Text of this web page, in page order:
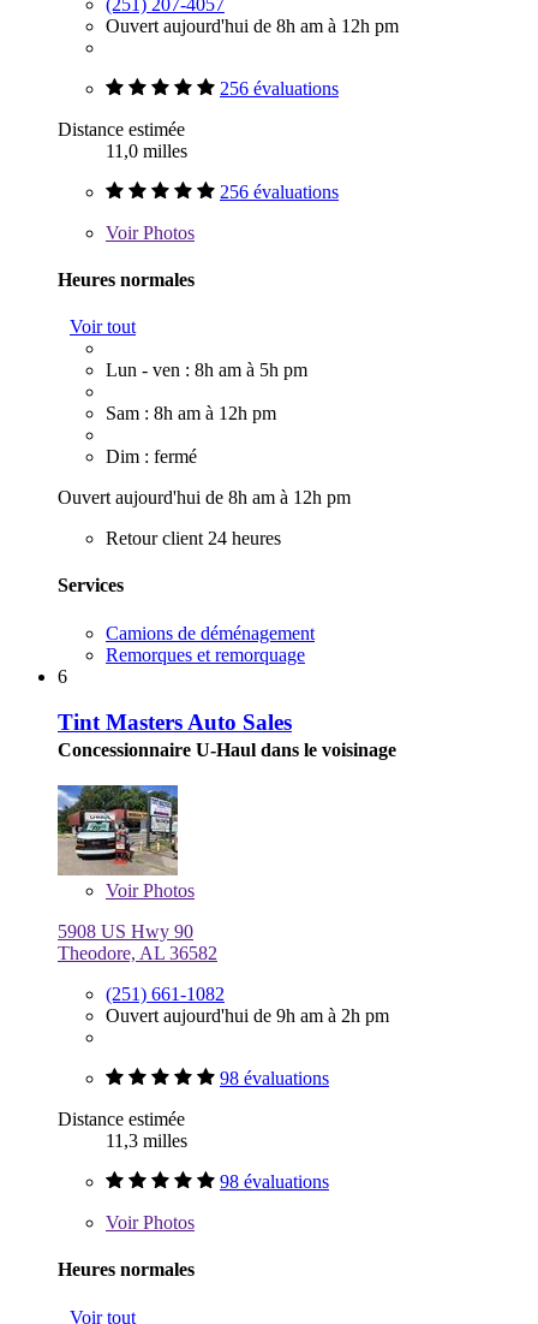
Ouvert aujourd'hui de 8h am à 12h pm
256 évaluations
Distance estimée
11,0 milles
256 évaluations
VoirPhotos
Heures normales
Voir tout
Lun - ven : 8h am à 5h pm
Sam : 8h am à 12h pm
Dim : fermé
Ouvert aujourd'hui de 8h am à 12h pm
Retour client 24 heures
Services
Camions de déménagement
Remorques et remorquage
6
Tint Masters Auto Sales
Concessionnaire U-Haul dans le voisinage
VoirPhotos
5908 US Hwy 90
Theodore, AL 36582
(251) 661-1082
Ouvert aujourd'hui de 9h am à 2h pm
98 évaluations
Distance estimée
11,3 milles
98 évaluations
VoirPhotos
Heures normales
Voir tout